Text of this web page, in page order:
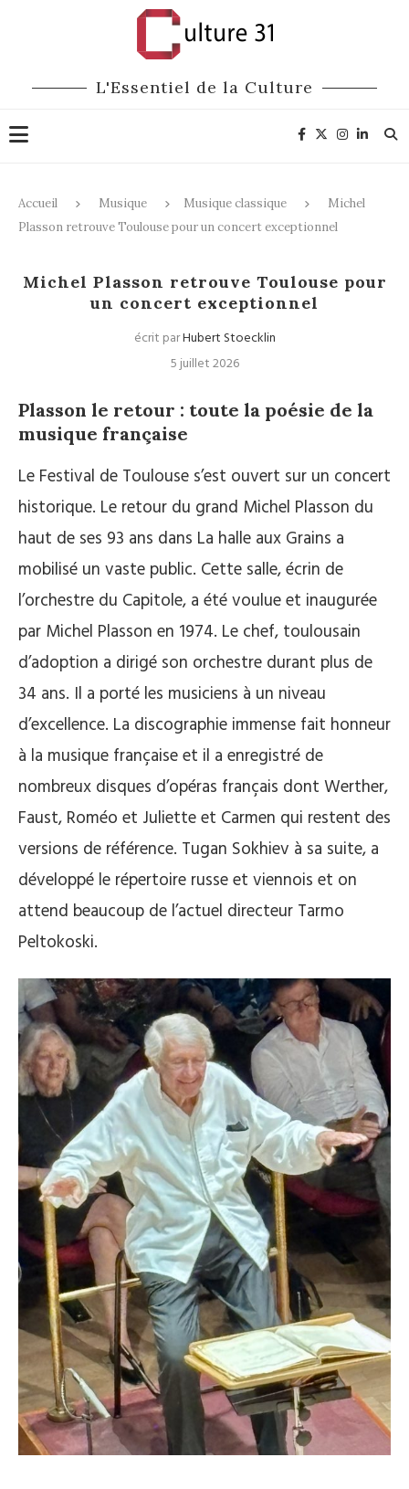
L'Essentiel de la Culture
Accueil Musique Musique classique
Michel
Plasson retrouve Toulouse pour un concert exceptionnel
Michel Plasson retrouve Toulouse pour
un concert exceptionnel
écrit parHubert Stoecklin
5 juillet 2026
Plasson le retour : toute la poésie de la
musique française
Le Festival de Toulouse s’est ouvert sur un concert
historique. Le retour du grand Michel Plasson du
haut de ses 93 ans dans La halle aux Grains a
mobilisé un vaste public. Cette salle, écrin de
l’orchestre du Capitole, a été voulue et inaugurée
par Michel Plasson en 1974. Le chef, toulousain
d’adoption a dirigé son orchestre durant plus de
34 ans. Il a porté les musiciens à un niveau
d’excellence. La discographie immense fait honneur
à la musique française et il a enregistré de
nombreux disques d’opéras français dont Werther,
Faust, Roméo et Juliette et Carmen qui restent des
versions de référence. Tugan Sokhiev à sa suite, a
développé le répertoire russe et viennois et on
attend beaucoup de l’actuel directeur Tarmo
Peltokoski.